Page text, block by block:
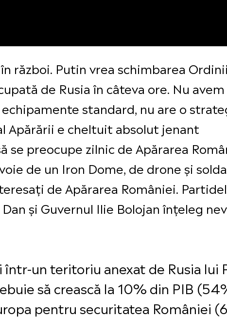
război. Putin vrea schimbarea
de Rusia în câteva ore. Nu
standard, nu are o
Apărării e cheltuit absolut jenant
se preocupe zilnic de Apărarea
de un Iron Dome, de drone și
de Apărarea României.
și Guvernul Ilie Bolojan înțeleg
un teritoriu anexat de Rusia lui
să crească la 10% din PIB
pentru securitatea României